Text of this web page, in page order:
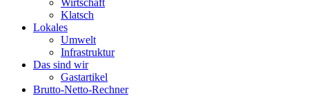
Wirtschaft
Klatsch
Lokales
Umwelt
Infrastruktur
Das sind wir
Gastartikel
Brutto-Netto-Rechner